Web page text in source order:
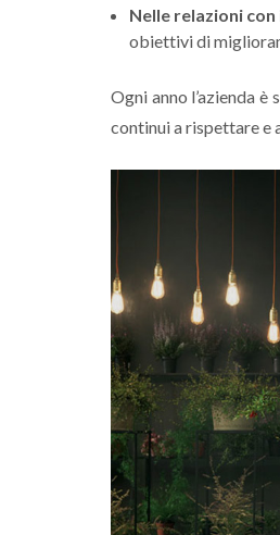
Nelle relazioni
obiettivi di
Ogni anno l’azienda è
continui a rispettare e